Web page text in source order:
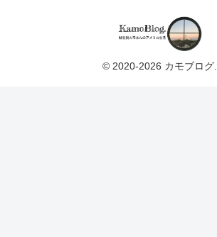
© 2020-2026 カモブログ.